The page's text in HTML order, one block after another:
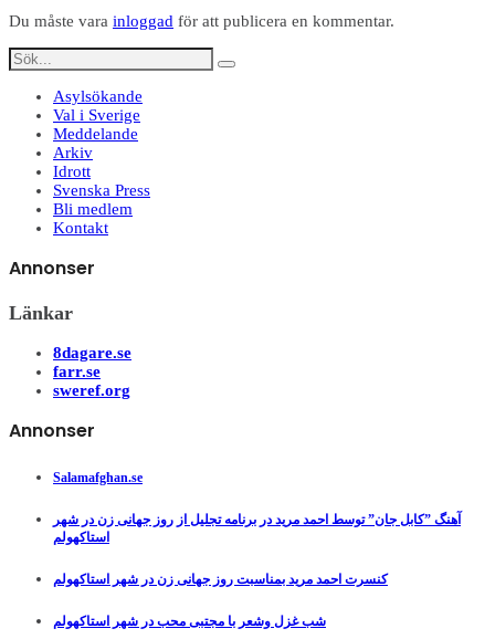
Du måste vara inloggad för att publicera en kommentar.
Asylsökande
Val i Sverige
Meddelande
Arkiv
Idrott
Svenska Press
Bli medlem
Kontakt
Annonser
Länkar
8dagare.se
farr.se
sweref.org
Annonser
Salamafghan.se
آهنگ ”کابل جان” توسط احمد مرید در برنامه تجلیل از روز جهانی زن در شهر
استاکهولم
کنسرت احمد مرید بمناسبت روز جهانی زن در شهر استاکهولم
شب غزل وشعر با مجتبی محب در شهر استاکهولم